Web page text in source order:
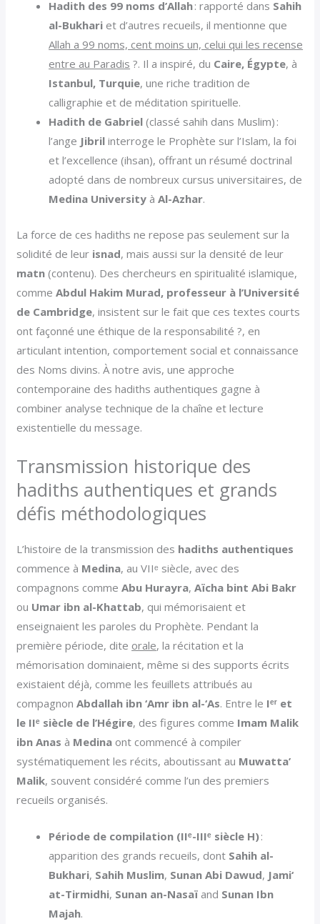
Hadith des 99 noms d’Allah: rapporté dans Sahih
al-Bukhari et d’autres recueils, il mentionne que
Allah a 99 noms, cent moins un, celui qui les recense
entre au Paradis ?. Il a inspiré, du Caire, Égypte, à
Istanbul, Turquie, une riche tradition de
calligraphie et de méditation spirituelle.
Hadith de Gabriel (classé sahih dans Muslim) :
l’ange Jibril interroge le Prophète sur l’Islam, la foi
et l’excellence (ihsan), offrant un résumé doctrinal
adopté dans de nombreux cursus universitaires, de
Medina University àAl-Azhar.
La force de ces hadiths ne repose pas seulement sur la
solidité de leur isnad, mais aussi sur la densité de leur
matn (contenu). Des chercheurs en spiritualité islamique,
commeAbdul Hakim Murad, professeur à l’Université
de Cambridge, insistent sur le fait que ces textes courts
ont façonné une éthique de la responsabilité ?, en
articulant intention, comportement social et connaissance
des Noms divins. À notre avis, une approche
contemporaine des hadiths authentiques gagne à
combiner analyse technique de la chaîne et lecture
existentielle du message.
Transmission historique des
hadiths authentiques et grands
défis méthodologiques
L’histoire de la transmission des hadiths authentiques
commence à Medina, au VIIᵉ siècle, avec des
compagnons commeAbu Hurayra,Aïcha bint Abi Bakr
ou Umar ibn al-Khattab, qui mémorisaient et
enseignaient les paroles du Prophète. Pendant la
première période, dite orale, la récitation et la
mémorisation dominaient, même si des supports écrits
existaient déjà, comme les feuillets attribués au
compagnonAbdallah ibn ‘Amr ibn al-‘As. Entre le Iᵉʳ et
le IIᵉ siècle de l’Hégire, des figures comme Imam Malik
ibn Anas à Medina ont commencé à compiler
systématiquement les récits, aboutissant au Muwatta’
Malik, souvent considéré comme l’un des premiers
recueils organisés.
Période de compilation (IIᵉ-IIIᵉ siècle H):
apparition des grands recueils, dont Sahih al-
Bukhari, Sahih Muslim, Sunan Abi Dawud, Jami‘
at-Tirmidhi, Sunan an-Nasaï and Sunan Ibn
Majah.